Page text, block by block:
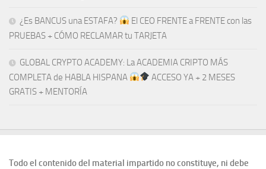
¿Es BANCUS una ESTAFA?
El CEO FRENTE a FRENTE con las
PRUEBAS + CÓMO RECLAMAR tu TARJETA
GLOBAL CRYPTO ACADEMY: La ACADEMIA CRIPTO MÁS
COMPLETA de HABLA HISPANA
ACCESO YA + 2 MESES
GRATIS + MENTORÍA
Todo el contenido del material impartido no constituye, ni debe